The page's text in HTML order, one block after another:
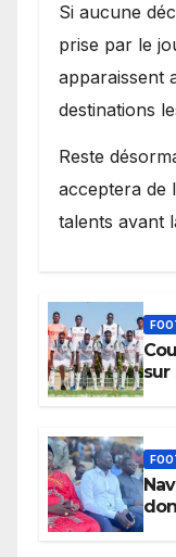
Si aucune
prise par le
apparaissent
destinations
Reste
acceptera de
talents avant
sur